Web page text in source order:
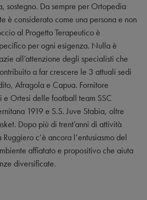
sostegno. Da sempre per Ortopedia
è considerato come una persona e non
al Progetto Terapeutico è
per ogni esigenza. Nulla è
all’attenzione degli specialisti che
a far crescere le 3 attuali sedi
Afragola e Capua. Fornitore
e Ortesi delle football team SSC
1919 e S.S. Juve Stabia, oltre
Dopo più di trent’anni di attività
c’è ancora l’entusiasmo del
affiatato e propositivo che aiuta
diversificate.